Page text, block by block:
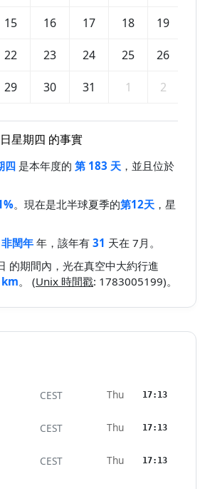
15 16 17 18 19
22 23 24 25 26
29 30 31 1 2
星期四 的事實
四 是本年度的 第 183 天 ，並且位於
。現在是北半球夏季的第12天 ，星
非閏年 年，該年有 31 天在 7月。
的期間內，光在真空中大約行進
。 (Unix 時間戳: 1783005199)。
CEST Thu 17:13
CEST Thu 17:13
CEST Thu 17:13